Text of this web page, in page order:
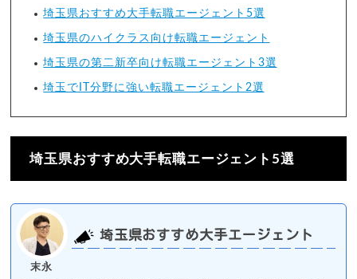
埼玉県おすすめ大手転職エージェント5選
埼玉県のハイクラス向け転職エージェント
埼玉県の第二新卒向け転職エージェント3選
埼玉でIT分野に強い転職エージェント2選
埼玉県おすすめ大手転職エージェント5選
末永
埼玉県おすすめ大手エージェント